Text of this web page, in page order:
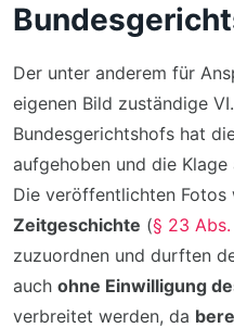
Der unter anderem für
eigenen Bild zuständige
Bundesgerichtshofs hat
aufgehoben und die Klage
Die veröffentlichten Fotos
Zeitgeschichte (§ 23 Abs.
zuzuordnen und durften
auch ohne Einwilligung
verbreitet werden, da